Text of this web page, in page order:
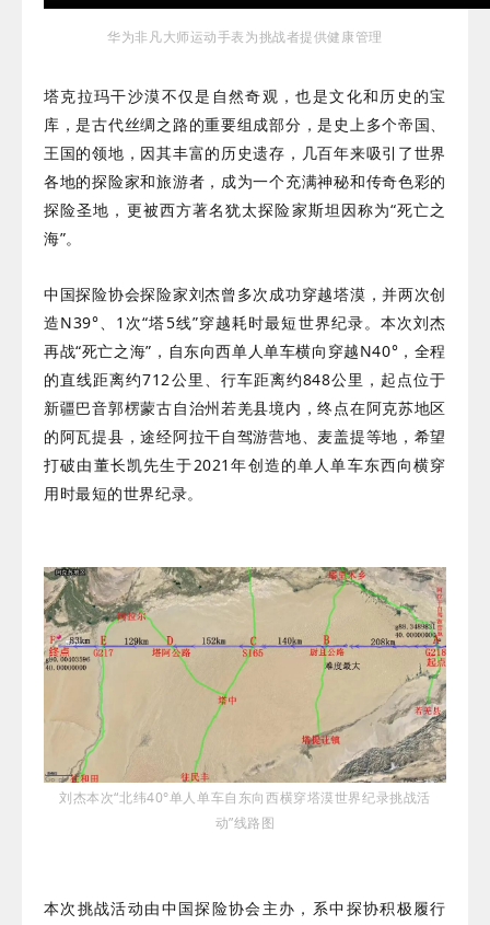
华为非凡大师运动手表为挑战者提供健康管理
塔克拉玛干沙漠不仅是自然奇观，也是文化和历史的宝
库，是古代丝绸之路的重要组成部分，是史上多个帝国、
王国的领地，因其丰富的历史遗存，几百年来吸引了世界
各地的探险家和旅游者，成为一个充满神秘和传奇色彩的
探险圣地，更被西方著名犹太探险家斯坦因称为“死亡之
海”。
中国探险协会探险家刘杰曾多次成功穿越塔漠，并两次创
造N39°、1次“塔5线”穿越耗时最短世界纪录。本次刘杰
再战“死亡之海”，自东向西单人单车横向穿越N40°，全程
的直线距离约712公里、行车距离约848公里，起点位于
新疆巴音郭楞蒙古自治州若羌县境内，终点在阿克苏地区
的阿瓦提县，途经阿拉干自驾游营地、麦盖提等地，希望
打破由董长凯先生于2021年创造的单人单车东西向横穿
用时最短的世界纪录。
刘杰本次“北纬40°单人单车自东向西横穿塔漠世界纪录挑战活
动”线路图
本次挑战活动由中国探险协会主办，系中探协积极履行